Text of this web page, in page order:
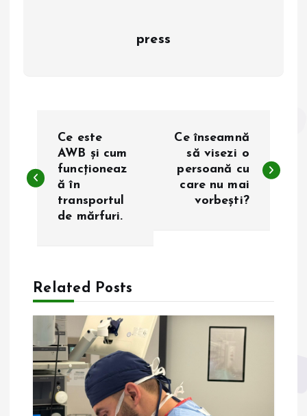
press
v
a
e
Ce este
AWB și cum
funcționeaz
ă în
transportul
de mărfuri.
Ce înseamnă
să visezi o
persoană cu
care nu mai
vorbești?
Related Posts